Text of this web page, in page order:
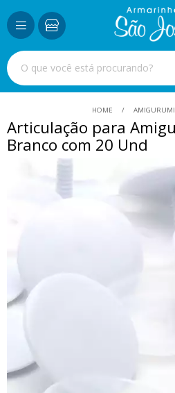
HOME AMIGURUMI
Articulação para
Branco com 20 Und